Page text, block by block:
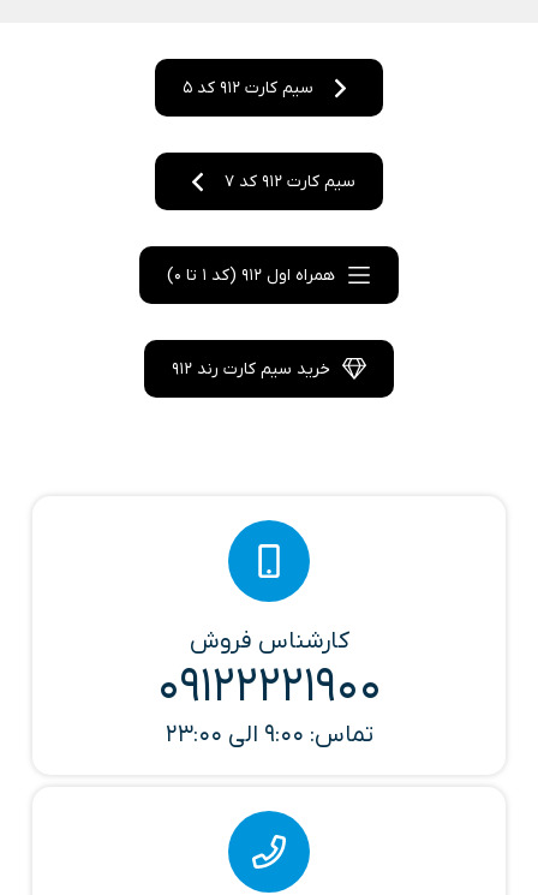
سیم کارت 912 کد 5
سیم کارت 912 کد 7
همراه اول 912 (کد 1 تا 0)
خرید سیم کارت رند 912
کارشناس فروش
09122221900
تماس: 9:00 الی 23:00